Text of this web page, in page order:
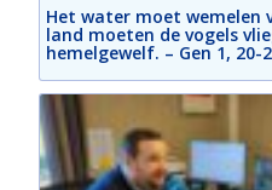
Het water moet wemelen
land moeten de vogels
hemelgewelf. – Gen 1, 20-